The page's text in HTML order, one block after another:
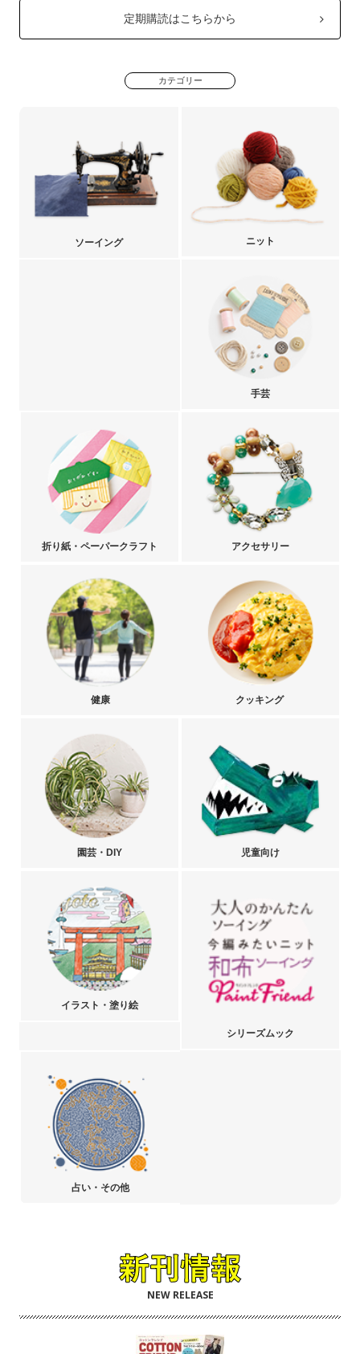
定期購読はこちらから
カテゴリー
ソーイング ニット
手芸
折り紙・ペーパークラフト アクセサリー
健康 クッキング
園芸・DIY 児童向け
イラスト・塗り絵
シリーズムック
占い・その他
NEW RELEASE